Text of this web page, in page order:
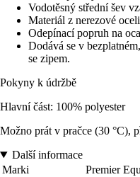
Vodotěsný střední šev
Materiál z nerezové oceli
Odepínací popruh na
Dodává se v
se zipem.
Pokyny k údržbě
Hlavní část: 100% polyester
Možno prát v pračce (30 °C),
Další informace
Marki
Premier